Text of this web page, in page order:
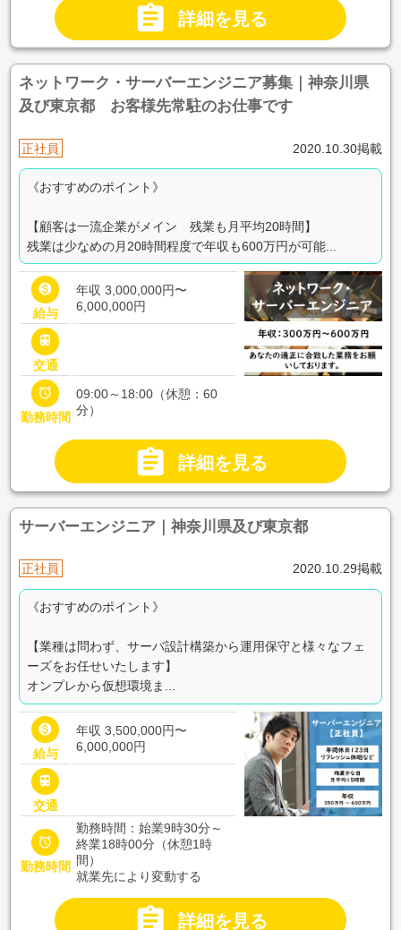
 詳細を見る
ネットワーク・サーバーエンジニア募集｜神奈川県
及び東京都 お客様先常駐のお仕事です
正社員 2020.10.30掲載
《おすすめのポイント》
【顧客は一流企業がメイン 残業も月平均20時間】
残業は少なめの月20時間程度で年収も600万円が可能...

給与
年収 3,000,000円〜
6,000,000円

交通

勤務時間
09:00～18:00（休憩：60
分）
 詳細を見る
サーバーエンジニア｜神奈川県及び東京都
正社員 2020.10.29掲載
《おすすめのポイント》
【業種は問わず、サーバ設計構築から運用保守と様々なフェ
ーズをお任せいたします】
オンプレから仮想環境ま...

給与
年収 3,500,000円〜
6,000,000円

交通

勤務時間
勤務時間：始業9時30分～
終業18時00分（休憩1時
間）
就業先により変動する
 詳細を見る